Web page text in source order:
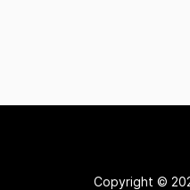
Copyright ©